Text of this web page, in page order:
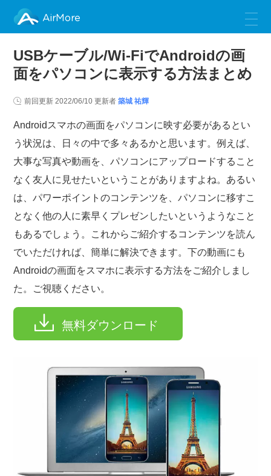
AirMore
USBケーブル/Wi-FiでAndroidの画
面をパソコンに表示する方法まとめ
前回更新2022/06/10 更新者築城 祐輝
Androidスマホの画面をパソコンに映す必要があるとい
う状況は、日々の中で多々あるかと思います。例えば、
大事な写真や動画を、パソコンにアップロードすること
なく友人に見せたいということがありますよね。あるい
は、パワーポイントのコンテンツを、パソコンに移すこ
となく他の人に素早くプレゼンしたいというようなこと
もあるでしょう。これからご紹介するコンテンツを読ん
でいただければ、簡単に解決できます。下の動画にも
Androidの画面をスマホに表示する方法をご紹介しまし
た。ご視聴ください。
無料ダウンロード